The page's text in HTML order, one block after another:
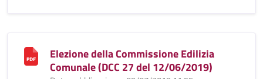
Elezione della Commissione Edilizia
Comunale (DCC 27 del 12/06/2019)